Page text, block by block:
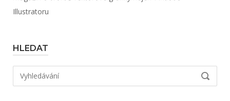
Illustratoru
HLEDAT
Hledat: